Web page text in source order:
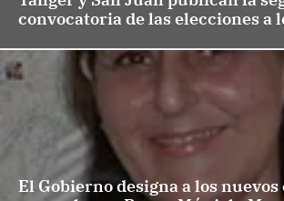
convocatoria de las elecciones a
El Gobierno designa a los nuevos